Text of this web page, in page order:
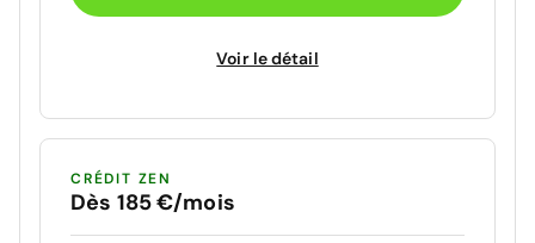
Voir le détail
CRÉDIT ZEN
Dès 185 €/mois